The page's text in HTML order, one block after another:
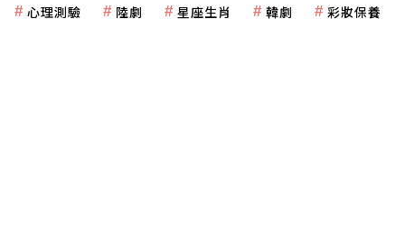
心理測驗 陸劇 星座生肖 韓劇 彩妝保養